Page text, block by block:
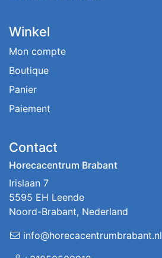
Winkel
Mon compte
Boutique
Panier
Paiement
Contact
Horecacentrum Brabant
Irislaan 7
5595 EH Leende
Noord-Brabant, Nederland
info@horecacentrumbrabant.nl